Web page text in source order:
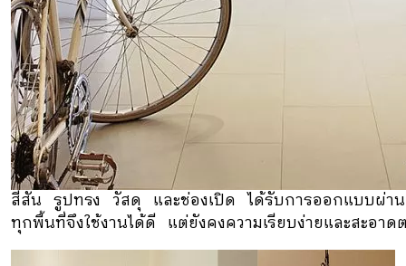
สีสัน รูปทรง วัสดุ และช่องเปิด ได้รับการออกแบบผ่าน
ทุกพื้นที่จึงใช้งานได้ดี แต่ยังคงความเรียบง่ายและสะอา